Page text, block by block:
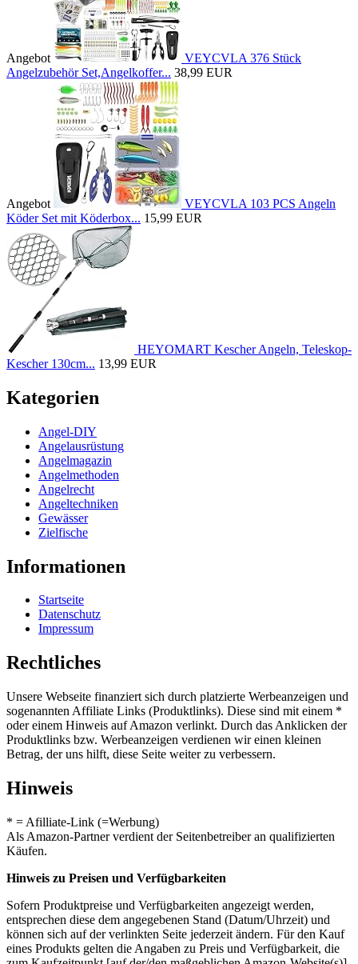
Angebot
VEYCVLA 376 Stück
Angelzubehör Set,Angelkoffer... 38,99 EUR
Angebot
VEYCVLA 103 PCS Angeln
Köder Set mit Köderbox... 15,99 EUR
HEYOMART Kescher Angeln, Teleskop-
Kescher 130cm... 13,99 EUR
Kategorien
Angel-DIY
Angelausrüstung
Angelmagazin
Angelmethoden
Angelrecht
Angeltechniken
Gewässer
Zielfische
Informationen
Startseite
Datenschutz
Impressum
Rechtliches
Unsere Webseite finanziert sich durch platzierte Werbeanzeigen und
sogenannten Affiliate Links (Produktlinks). Diese sind mit einem *
oder einem Hinweis auf Amazon verlinkt. Durch das Anklicken der
Produktlinks bzw. Werbeanzeigen verdienen wir einen kleinen
Betrag, der uns hilft, diese Seite weiter zu verbessern.
Hinweis
* = Afilliate-Link (=Werbung)
Als Amazon-Partner verdient der Seitenbetreiber an qualifizierten
Käufen.
Hinweis zu Preisen und Verfügbarkeiten
Sofern Produktpreise und Verfügbarkeiten angezeigt werden,
entsprechen diese dem angegebenen Stand (Datum/Uhrzeit) und
können sich auf der verlinkten Seite jederzeit ändern. Für den Kauf
eines Produkts gelten die Angaben zu Preis und Verfügbarkeit, die